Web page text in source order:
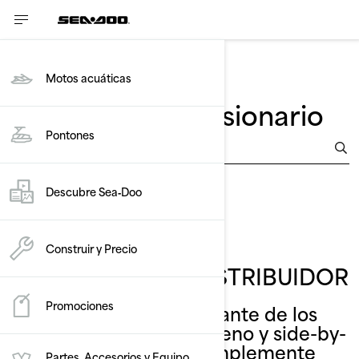
Motos acuáticas
Pontones
Descubre Sea‑Doo
Construir y Precio
Promociones
Buscar un concesionario
ENCUENTRA UN DISTRIBUIDOR
Ponte detrás del volante de los
vehículos líder todoterreno y side-by-
side de Can-Am. Simplemente